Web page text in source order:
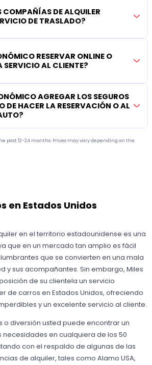
COMPAÑÍAS DE ALQUILER
DE TRASLADO?
RESERVAR ONLINE O
SERVICIO AL CLIENTE?
AGREGAR LOS SEGUROS
DE HACER LA RESERVACIÓN O AL
past 12-24 months. Prices may vary depending on the
en Estados Unidos
en el territorio estadounidense es una
que en un mercado tan amplio es fácil
que se convierten en una mala
y sus acompañantes. Sin embargo, Miles
de su clientela un servicio
de carros en Estados Unidos, ofreciendo
y un excelente servicio al cliente.
o diversión usted puede encontrar un
en cualquiera de los 50
con el respaldo de algunas de las
de alquiler, tales como Alamo USA,